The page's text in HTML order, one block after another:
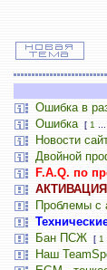
Ошибка в
Ошибка [ 1
Новости
Двойной
F.A.Q. по
Проблемы с
Бан ПСЖ [ 1
Наш